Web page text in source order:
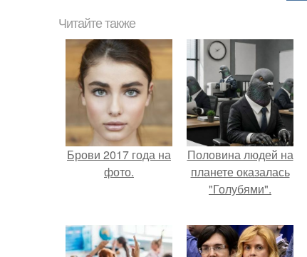
Читайте также
Брови 2017 года на
фото.
Половина людей на
планете оказалась
"Голубями".